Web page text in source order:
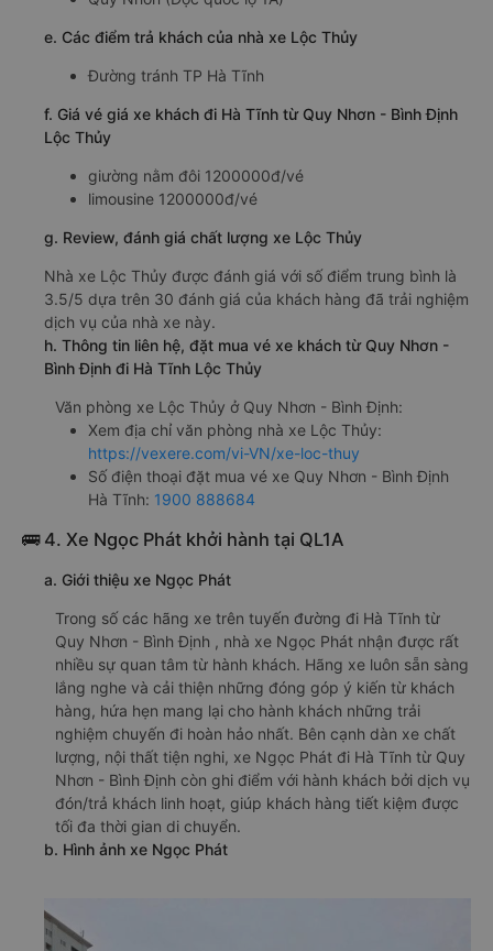
e. Các điểm trả khách của nhà xe Lộc Thủy
Đường tránh TP Hà Tĩnh
f. Giá vé giá xe khách đi Hà Tĩnh từ Quy Nhơn - Bình Định
Lộc Thủy
giường nằm đôi 1200000đ/vé
limousine 1200000đ/vé
g. Review, đánh giá chất lượng xe Lộc Thủy
Nhà xe Lộc Thủy được đánh giá với số điểm trung bình là
3.5/5 dựa trên 30 đánh giá của khách hàng đã trải nghiệm
dịch vụ của nhà xe này.
h. Thông tin liên hệ, đặt mua vé xe khách từ Quy Nhơn -
Bình Định đi Hà Tĩnh Lộc Thủy
Văn phòng xe Lộc Thủy ở Quy Nhơn - Bình Định:
Xem địa chỉ văn phòng nhà xe Lộc Thủy:
https://vexere.com/vi-VN/xe-loc-thuy
Số điện thoại đặt mua vé xe Quy Nhơn - Bình Định
Hà Tĩnh: 1900 888684
🚌 4. Xe Ngọc Phát khởi hành tại QL1A
a. Giới thiệu xe Ngọc Phát
Trong số các hãng xe trên tuyến đường đi Hà Tĩnh từ
Quy Nhơn - Bình Định , nhà xe Ngọc Phát nhận được rất
nhiều sự quan tâm từ hành khách. Hãng xe luôn sẵn sàng
lắng nghe và cải thiện những đóng góp ý kiến từ khách
hàng, hứa hẹn mang lại cho hành khách những trải
nghiệm chuyến đi hoàn hảo nhất. Bên cạnh dàn xe chất
lượng, nội thất tiện nghi, xe Ngọc Phát đi Hà Tĩnh từ Quy
Nhơn - Bình Định còn ghi điểm với hành khách bởi dịch vụ
đón/trả khách linh hoạt, giúp khách hàng tiết kiệm được
tối đa thời gian di chuyển.
b. Hình ảnh xe Ngọc Phát